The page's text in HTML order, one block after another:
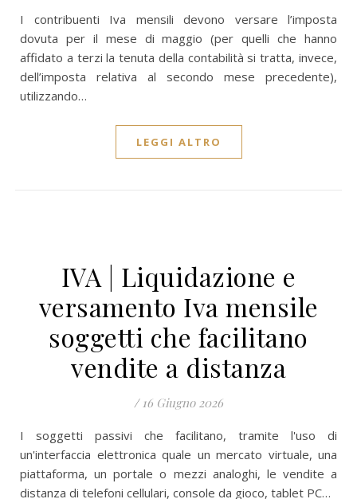
I contribuenti Iva mensili devono versare l’imposta
dovuta per il mese di maggio (per quelli che hanno
affidato a terzi la tenuta della contabilità si tratta, invece,
dell’imposta relativa al secondo mese precedente),
utilizzando…
LEGGI ALTRO
IVA | Liquidazione e
versamento Iva mensile
soggetti che facilitano
vendite a distanza
/ 16 Giugno 2026
I soggetti passivi che facilitano, tramite l'uso di
un'interfaccia elettronica quale un mercato virtuale, una
piattaforma, un portale o mezzi analoghi, le vendite a
distanza di telefoni cellulari, console da gioco, tablet PC…